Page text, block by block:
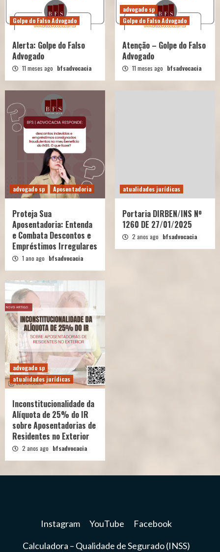
Golpe do Falso Advogado
Alerta: Golpe do Falso
Advogado
11 meses ago bfsadvocacia
advogado sp
Golpe do Falso Advogado
Atenção – Golpe do Falso
Advogado
11 meses ago bfsadvocacia
advogado sp Aposentadoria
Proteja Sua
Aposentadoria: Entenda
e Combata Descontos e
Empréstimos Irregulares
1 ano ago bfsadvocacia
atualidades jurídicas
Portaria DIRBEN/INS Nº
1260 DE 27/01/2025
2 anos ago bfsadvocacia
advogado sp
atualidades jurídicas
Inconstitucionalidade da
Alíquota de 25% do IR
sobre Aposentadorias de
Residentes no Exterior
2 anos ago bfsadvocacia
Instagram YouTube Facebook
Calculadora – Qualidade de Segurado (INSS)